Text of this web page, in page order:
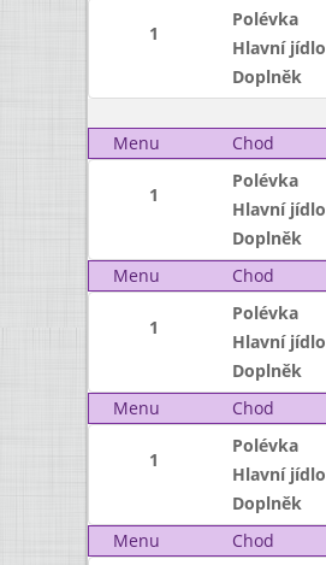
1
Polévka
Hlavní jídlo
Doplněk
Menu
Chod
1
Polévka
Hlavní jídlo
Doplněk
Menu
Chod
1
Polévka
Hlavní jídlo
Doplněk
Menu
Chod
1
Polévka
Hlavní jídlo
Doplněk
Menu
Chod